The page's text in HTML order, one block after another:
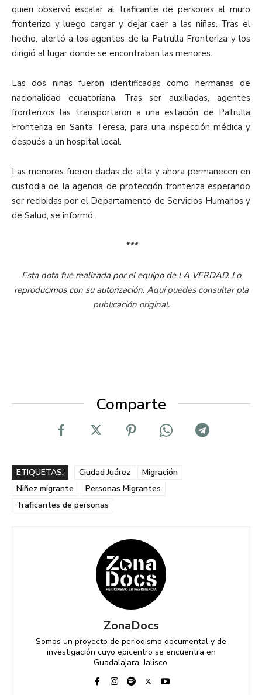
quien observó escalar al traficante de personas al muro
fronterizo y luego cargar y dejar caer a las niñas. Tras el
hecho, alertó a los agentes de la Patrulla Fronteriza y los
dirigió al lugar donde se encontraban las menores.
Las dos niñas fueron identificadas como hermanas de
nacionalidad ecuatoriana. Tras ser auxiliadas, agentes
fronterizos las transportaron a una estación de Patrulla
Fronteriza en Santa Teresa, para una inspección médica y
después a un hospital local.
Las menores fueron dadas de alta y ahora permanecen en
custodia de la agencia de protección fronteriza esperando
ser recibidas por el Departamento de Servicios Humanos y
de Salud, se informó.
***
Esta nota fue realizada por el equipo de LA VERDAD. Lo
reproducimos con su autorización. Aquí puedes consultar pla
publicación original.
Comparte
ETIQUETAS: Ciudad Juárez
Migración
Niñez migrante
Personas Migrantes
Traficantes de personas
ZonaDocs
Somos un proyecto de periodismo documental y de
investigación cuyo epicentro se encuentra en
Guadalajara, Jalisco.